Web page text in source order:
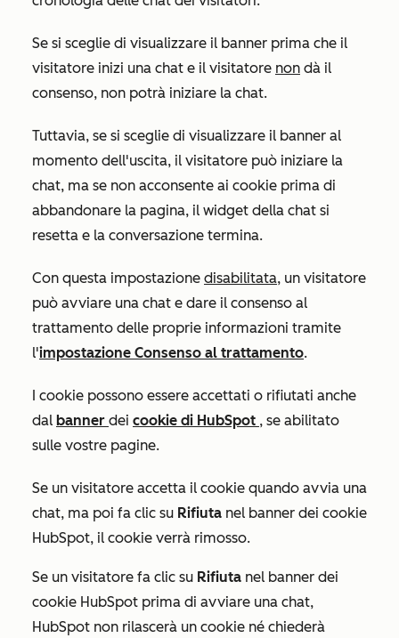
Se si sceglie di visualizzare il banner prima che il
visitatore inizi una chat e il visitatore non dà il
consenso, non potrà iniziare la chat.
Tuttavia, se si sceglie di visualizzare il banner al
momento dell'uscita, il visitatore può iniziare la
chat, ma se non acconsente ai cookie prima di
abbandonare la pagina, il widget della chat si
resetta e la conversazione termina.
Con questa impostazione disabilitata, un visitatore
può avviare una chat e dare il consenso al
trattamento delle proprie informazioni tramite
l'impostazione Consenso al trattamento.
I cookie possono essere accettati o rifiutati anche
dal banner dei cookie di HubSpot , se abilitato
sulle vostre pagine.
Se un visitatore accetta il cookie quando avvia una
chat, ma poi fa clic su Rifiuta nel banner dei cookie
HubSpot, il cookie verrà rimosso.
Se un visitatore fa clic su Rifiuta nel banner dei
cookie HubSpot prima di avviare una chat,
HubSpot non rilascerà un cookie né chiederà